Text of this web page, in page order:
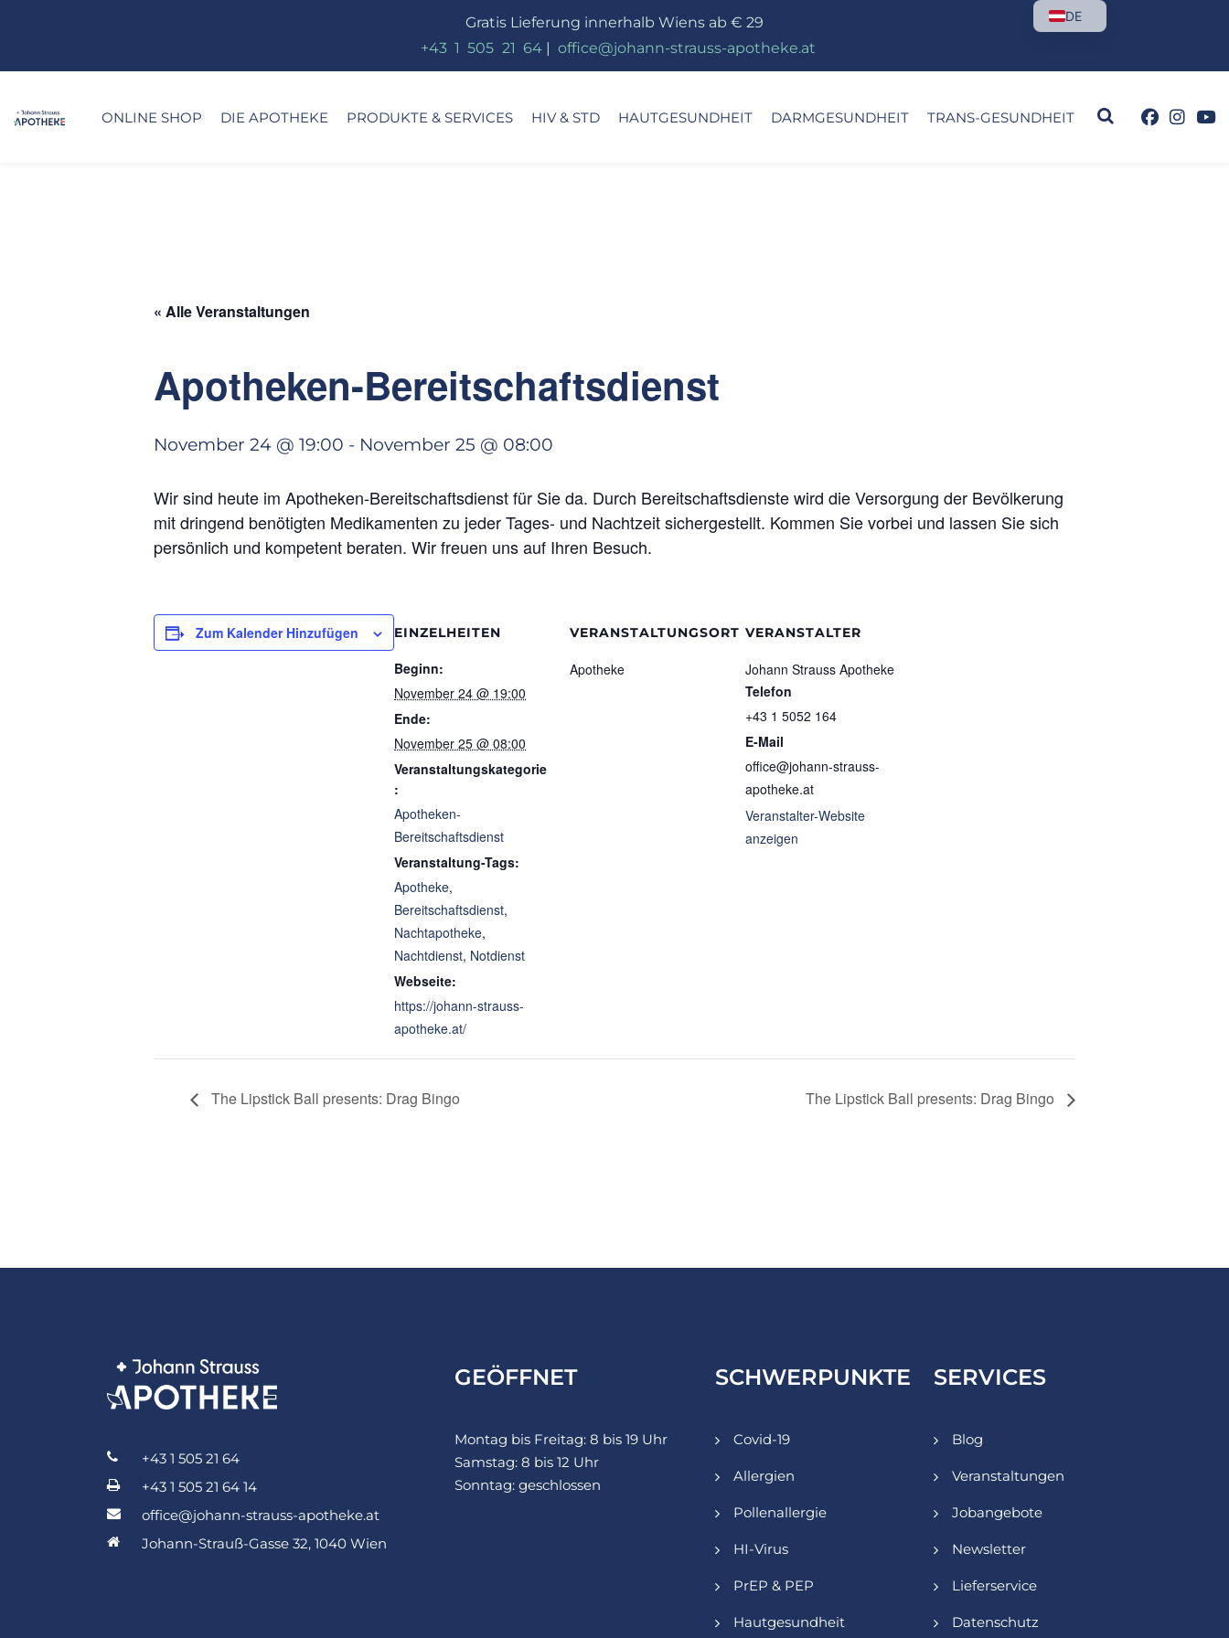
Gratis Lieferung innerhalb Wiens ab € 29
+43 1 505 21 64 office@johann-strauss-apotheke.at
ONLINE SHOP DIE APOTHEKE PRODUKTE & SERVICES HIV & STD HAUTGESUNDHEIT DARMGESUNDHEIT TRANS-GESUNDHEIT
« Alle Veranstaltungen
Apotheken-Bereitschaftsdienst
November 24 @ 19:00 - November 25 @ 08:00
Wir sind heute im Apotheken-Bereitschaftsdienst für Sie da. Durch Bereitschaftsdienste wird die Versorgung der Bevölkerung
mit dringend benötigten Medikamenten zu jeder Tages- und Nachtzeit sichergestellt. Kommen Sie vorbei und lassen Sie sich
persönlich und kompetent beraten. Wir freuen uns auf Ihren Besuch.
Zum Kalender Hinzufügen EINZELHEITEN
Beginn:
November 24 @ 19:00
Ende:
November 25 @ 08:00
Veranstaltungskategorie
:
Apotheken-
Bereitschaftsdienst
Veranstaltung-Tags:
Apotheke,
Bereitschaftsdienst,
Nachtapotheke,
Nachtdienst, Notdienst
Webseite:
https://johann-strauss-
apotheke.at/
VERANSTALTUNGSORT
Apotheke
VERANSTALTER
Johann Strauss Apotheke
Telefon
+43 1 5052 164
E-Mail
office@johann-strauss-
apotheke.at
Veranstalter-Website
anzeigen
The Lipstick Ball presents: Drag Bingo The Lipstick Ball presents: Drag Bingo
+43 1 505 21 64
+43 1 505 21 64 14
office@johann-strauss-apotheke.at
Johann-Strauß-Gasse 32, 1040 Wien
GEÖFFNET
Montag bis Freitag: 8 bis 19 Uhr
Samstag: 8 bis 12 Uhr
Sonntag: geschlossen
SCHWERPUNKTE
Covid-19
Allergien
Pollenallergie
HI-Virus
PrEP & PEP
Hautgesundheit
SERVICES
Blog
Veranstaltungen
Jobangebote
Newsletter
Lieferservice
Datenschutz
DE